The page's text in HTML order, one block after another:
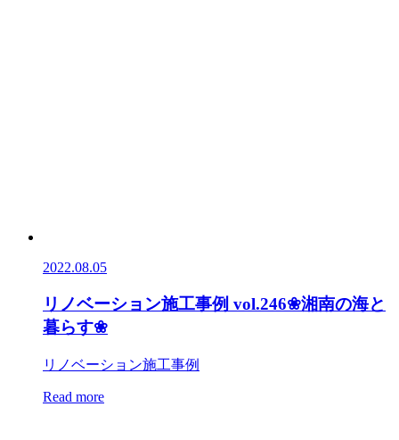
2022.08.05
リノベーション施工事例 vol.246❀湘南の海と
暮らす❀
リノベーション施工事例
Read more